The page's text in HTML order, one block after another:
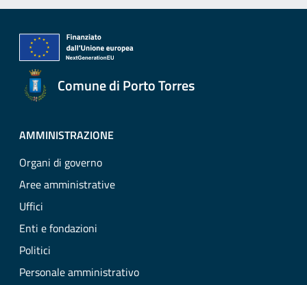
Comune di Porto Torres
AMMINISTRAZIONE
Organi di governo
Aree amministrative
Uffici
Enti e fondazioni
Politici
Personale amministrativo